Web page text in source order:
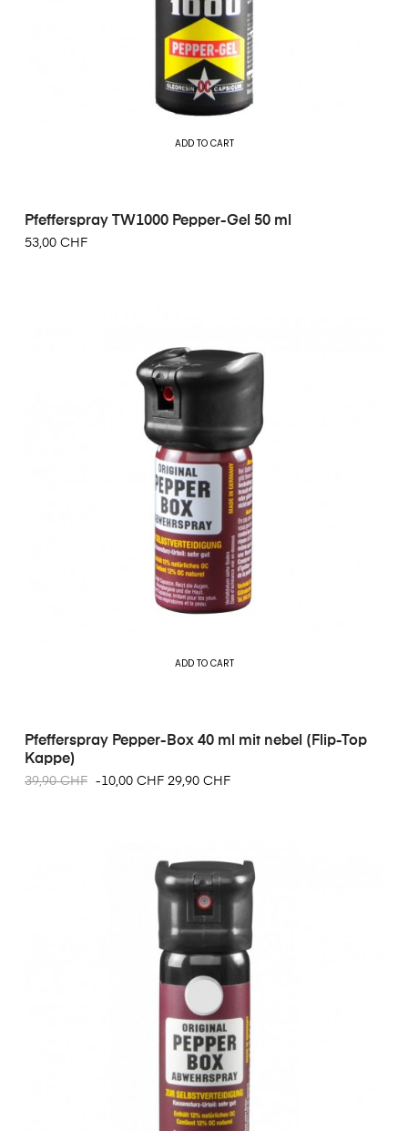
ADD TO CART
Pfefferspray TW1000 Pepper-Gel 50 ml
53,00 CHF
ADD TO CART
Pfefferspray Pepper-Box 40 ml mit nebel (Flip-Top
Kappe)
39,90 CHF -10,00 CHF 29,90 CHF